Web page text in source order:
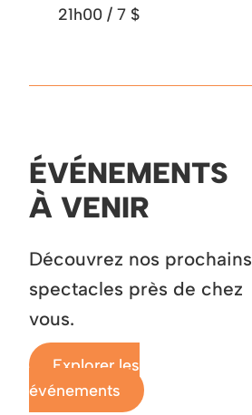
21h00 / 7 $
ÉVÉNEMENTS
À VENIR
Découvrez nos prochains
spectacles près de chez
vous.
Explorer les
événements